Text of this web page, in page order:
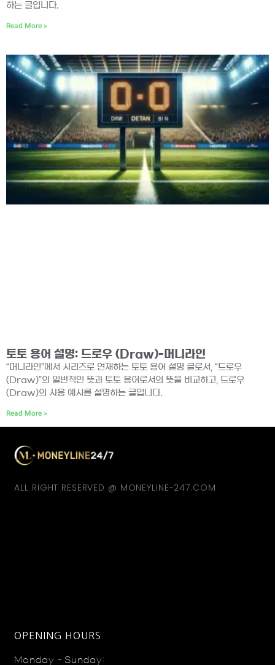
하는 글입니다.
Read More »
토토 용어 설명: 드로우 (Draw)-머니라인
“머니라인”에서 시리즈로 연재하는 토토 용어 설명 글로서, “드로우
(Draw)”의 일반적인 뜻과 토토 용어로서의 뜻을 비교하고, 드로우
(Draw)의 사용 예시를 설명하는 글입니다.
Read More »
ALL RIGHT RESERVED @ MONEYLINE-247.COM
OPENING HOURS
Monday - Sunday: